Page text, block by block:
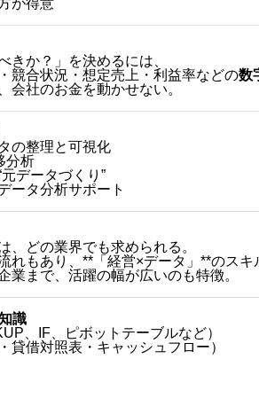
きか？」を決めるには、
競合状況・想定売上・利益率などの数
会社のお金を動かせない。
の整理と可視化
分析
データづくり”
ータ分析サポート
、どの業界でも求められる。
れもあり、**「経営×データ」**のスキ
業まで、活躍の幅が広いのも特徴。
識
、IF、ピボットテーブルなど）
貸借対照表・キャッシュフロー）